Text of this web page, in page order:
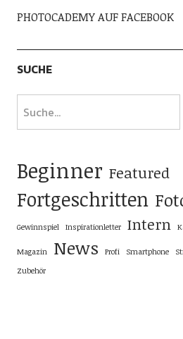
PHOTOCADEMY AUF FACEBOOK
SUCHE
Beginner Featured
Fortgeschritten
Gewinnspiel Inspirationletter Intern
Magazin News Profi Smartphone
Zubehör